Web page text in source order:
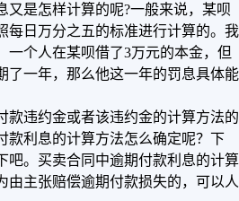
又是怎样计算的呢?一般来说，某呗
每日万分之五的标准进行计算的。我
一个人在某呗借了3万元的本金，但
了一年，那么他这一年的罚息具体能
款违约金或者该违约金的计算方法的
款利息的计算方法怎么确定呢？下
吧。买卖合同中逾期付款利息的计算
由主张赔偿逾期付款损失的，可以人